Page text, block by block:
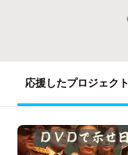
応援したプロジェクト